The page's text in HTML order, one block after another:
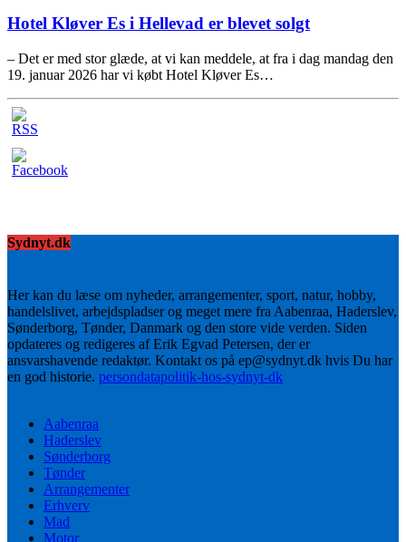
Hotel Kløver Es i Hellevad er blevet solgt
– Det er med stor glæde, at vi kan meddele, at fra i dag mandag den
19. januar 2026 har vi købt Hotel Kløver Es…
Sydnyt.dk
Her kan du læse om nyheder, arrangementer, sport, natur, hobby,
handelslivet, arbejdspladser og meget mere fra Aabenraa, Haderslev,
Sønderborg, Tønder, Danmark og den store vide verden. Siden
opdateres og redigeres af Erik Egvad Petersen, der er
ansvarshavende redaktør. Kontakt os på ep@sydnyt.dk hvis Du har
en god historie. persondatapolitik-hos-sydnyt-dk
Aabenraa
Haderslev
Sønderborg
Tønder
Arrangementer
Erhverv
Mad
Motor